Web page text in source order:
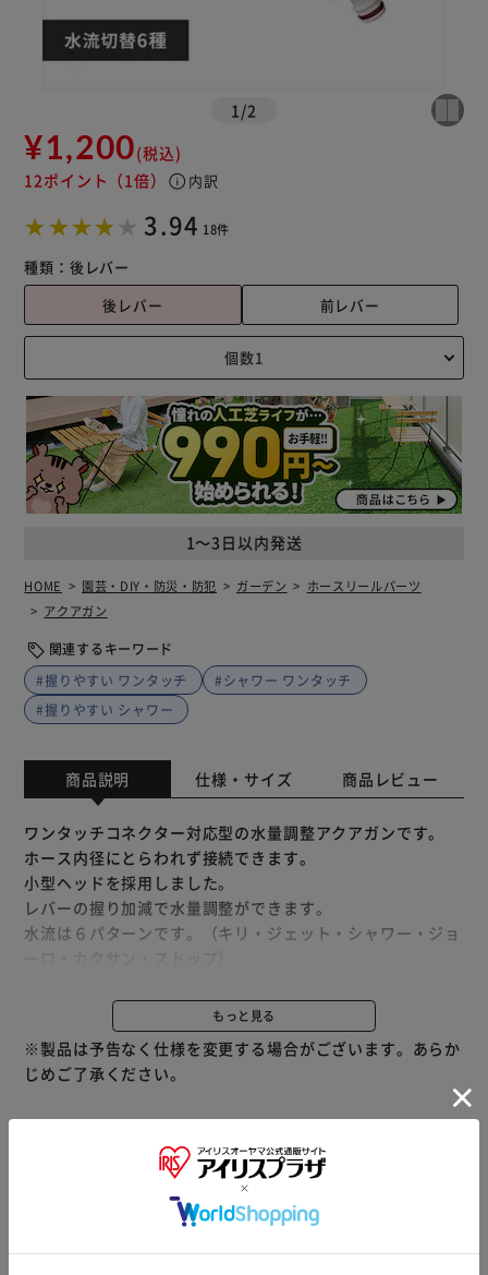
1 /2
¥1,200(税込)
12ポイント （1倍） info 内訳
3.94 18件
種類： 後レバー
後レバー
前レバー
1～3日以内発送
HOME 園芸・DIY・防災・防犯 ガーデン
ホースリールパーツ
アクアガン
関連するキーワード
#握りやすい ワンタッチ
#シャワー ワンタッチ
#握りやすい シャワー
商品説明 仕様・サイズ 商品レビュー
ワンタッチコネクター対応型の水量調整アクアガンです。
ホース内径にとらわれず接続できます。
小型ヘッドを採用しました。
レバーの握り加減で水量調整ができます。
水流は６パターンです。（キリ・ジェット・シャワー・ジョ
※ワンタッチコネクターは別売りとなっております。
もっと見る
※製品は予告なく仕様を変更する場合がございます。あらか
じめご了承ください。
▼ 食品・飲料おすすめ ▼